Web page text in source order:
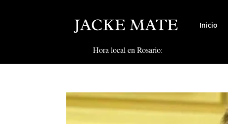
Inicio
Hora local en Rosario: